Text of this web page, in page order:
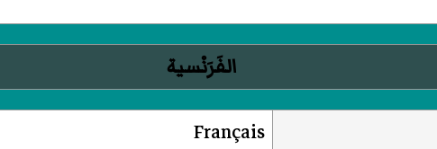
الفَرَنْسية
Français